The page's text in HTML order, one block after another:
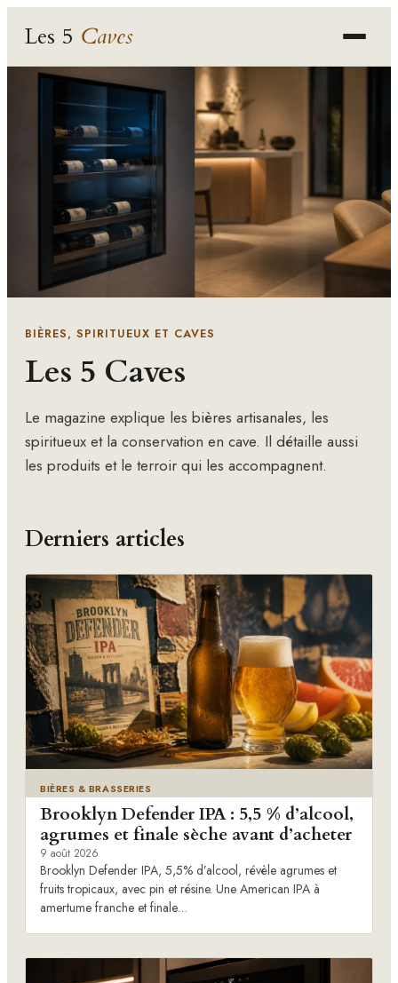
Les 5 Caves
Bières & brasseries
Spiritueux & liqueurs
Caves & conservation
Produits & terroir
BIÈRES, SPIRITUEUX ET CAVES
Les 5 Caves
Le magazine explique les bières artisanales, les
spiritueux et la conservation en cave. Il détaille aussi
les produits et le terroir qui les accompagnent.
Derniers articles
BIÈRES & BRASSERIES
Brooklyn Defender IPA : 5,5 % d’alcool,
agrumes et finale sèche avant d’acheter
9 août 2026
Brooklyn Defender IPA, 5,5% d’alcool, révèle agrumes et
fruits tropicaux, avec pin et résine. Une American IPA à
amertume franche et finale…